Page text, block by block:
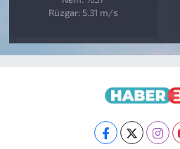
Rüzgar: 5.31 m/s